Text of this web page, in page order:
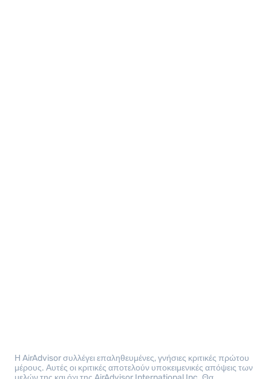
Η AirAdvisor συλλέγει επαληθευμένες, γνήσιες κριτικές πρώτου
μέρους. Αυτές οι κριτικές αποτελούν υποκειμενικές απόψεις των